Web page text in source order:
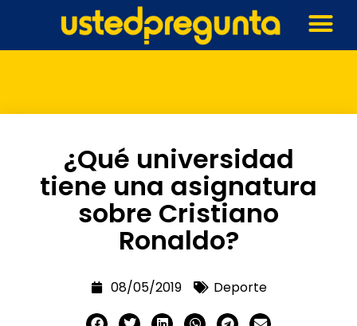
¿Qué universidad
tiene una asignatura
sobre Cristiano
Ronaldo?
08/05/2019 Deporte